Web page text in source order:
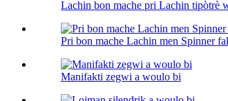
Lachin bon mache pri Lachin tipòtrè
Pri bon mache Lachin men Spinner
Manifakti zegwi a woulo bi